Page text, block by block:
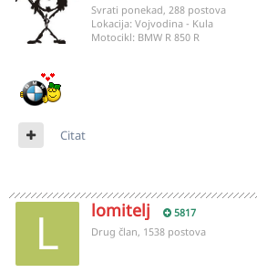
Svrati ponekad, 288 postova
Lokacija: Vojvodina - Kula
Motocikl: BMW R 850 R
Citat
lomitelj 5817
Drug član, 1538 postova